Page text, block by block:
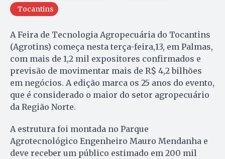
Tocantins
A Feira de Tecnologia Agropecuária do Tocantins
(Agrotins) começa nesta terça-feira,13, em Palmas,
com mais de 1,2 mil expositores confirmados e
previsão de movimentar mais de R$ 4,2 bilhões
em negócios. A edição marca os 25 anos do evento,
que é considerado o maior do setor agropecuário
da Região Norte.
A estrutura foi montada no Parque
Agrotecnológico Engenheiro Mauro Mendanha e
deve receber um público estimado em 200 mil